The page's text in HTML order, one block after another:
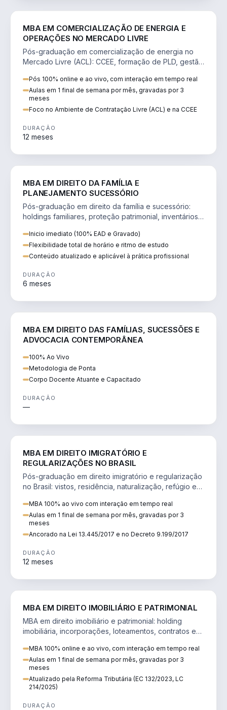
MBA EM COMERCIALIZAÇÃO DE ENERGIA E
OPERAÇÕES NO MERCADO LIVRE
Pós-graduação em comercialização de energia no
Mercado Livre (ACL): CCEE, formação de PLD, gestão
Pós 100% online e ao vivo, com interação em tempo real
Aulas em 1 final de semana por mês, gravadas por 3
meses
Foco no Ambiente de Contratação Livre (ACL) e na CCEE
DURAÇÃO
12 meses
MBA EM DIREITO DA FAMÍLIA E
PLANEJAMENTO SUCESSÓRIO
Pós-graduação em direito da família e sucessório:
holdings familiares, proteção patrimonial, inventários
Inicio imediato (100% EAD e Gravado)
Flexibilidade total de horário e ritmo de estudo
Conteúdo atualizado e aplicável à prática profissional
DURAÇÃO
6 meses
MBA EM DIREITO DAS FAMÍLIAS, SUCESSÕES E
ADVOCACIA CONTEMPORÂNEA
100% Ao Vivo
Metodologia de Ponta
Corpo Docente Atuante e Capacitado
DURAÇÃO
—
MBA EM DIREITO IMIGRATÓRIO E
REGULARIZAÇÕES NO BRASIL
Pós-graduação em direito imigratório e regularização
no Brasil: vistos, residência, naturalização, refúgio e
MBA 100% ao vivo com interação em tempo real
Aulas em 1 final de semana por mês, gravadas por 3
meses
Ancorado na Lei 13.445/2017 e no Decreto 9.199/2017
DURAÇÃO
12 meses
MBA EM DIREITO IMOBILIÁRIO E PATRIMONIAL
MBA em direito imobiliário e patrimonial: holding
imobiliária, incorporações, loteamentos, contratos e
MBA 100% online e ao vivo, com interação em tempo real
Aulas em 1 final de semana por mês, gravadas por 3
meses
Atualizado pela Reforma Tributária (EC 132/2023, LC
214/2025)
DURAÇÃO